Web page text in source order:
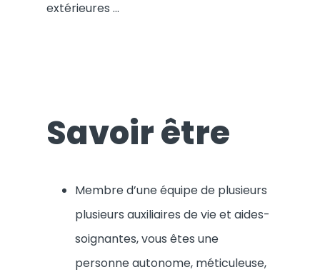
extérieures …
Savoir être
Membre d’une équipe de plusieurs
plusieurs auxiliaires de vie et aides-
soignantes, vous êtes une
personne autonome, méticuleuse,